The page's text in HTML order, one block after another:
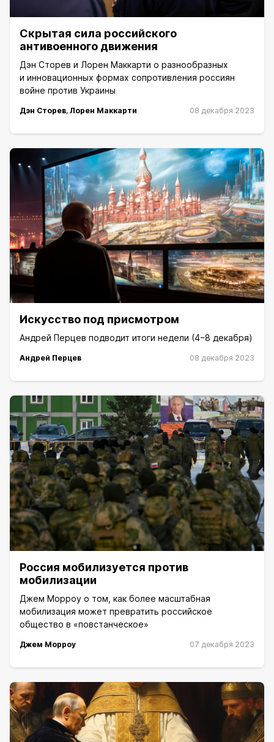
Скрытая сила российского
антивоенного движения
Дэн Сторев и Лорен Маккарти о разнообразных
и инновационных формах сопротивления россиян
войне против Украины
Дэн Сторев, Лорен Маккарти 08 декабря 2023
Искусство под присмотром
Андрей Перцев подводит итоги недели (4−8 декабря)
Андрей Перцев 08 декабря 2023
Россия мобилизуется против
мобилизации
Джем Морроу о том, как более масштабная
мобилизация может превратить российское
общество в «повстанческое»
Джем Морроу 07 декабря 2023